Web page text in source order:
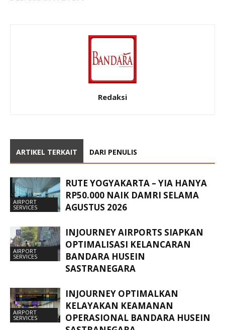
Redaksi
ARTIKEL TERKAIT DARI PENULIS
AIRPORT
SERVICES
RUTE YOGYAKARTA – YIA HANYA
RP50.000 NAIK DAMRI SELAMA
AGUSTUS 2026
AIRPORT
SERVICES
INJOURNEY AIRPORTS SIAPKAN
OPTIMALISASI KELANCARAN
BANDARA HUSEIN
SASTRANEGARA
AIRPORT
SERVICES
INJOURNEY OPTIMALKAN
KELAYAKAN KEAMANAN
OPERASIONAL BANDARA HUSEIN